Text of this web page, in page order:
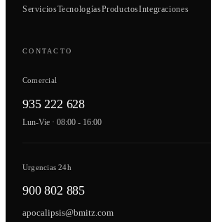
ServiciosTecnologíasProductosIntegraciones
CONTACTO
Comercial
935 222 628
Lun-Vie · 08:00 - 16:00
Urgencias 24h
900 802 885
apocalipsis@bmitz.com